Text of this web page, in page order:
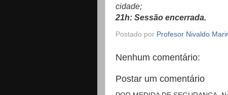
cidade;
21h: Sessão encerrada.
Postado por Profesor Nivaldo
Nenhum comentário:
Postar um comentário